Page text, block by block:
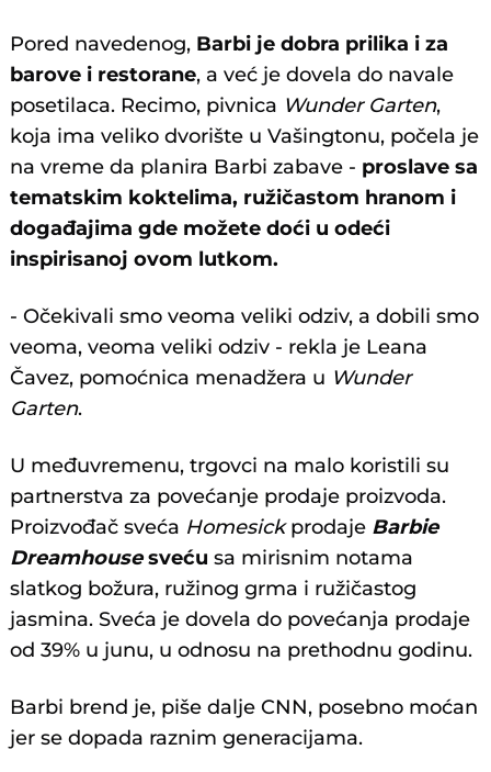
Pored navedenog, Barbi je dobra prilika i za
barove i restorane, a već je dovela do navale
posetilaca. Recimo, pivnica Wunder Garten,
koja ima veliko dvorište u Vašingtonu, počela je
na vreme da planira Barbi zabave - proslave sa
tematskim koktelima, ružičastom hranom i
događajima gde možete doći u odeći
inspirisanoj ovom lutkom.
- Očekivali smo veoma veliki odziv, a dobili smo
veoma, veoma veliki odziv - rekla je Leana
Čavez, pomoćnica menadžera u Wunder
Garten.
U međuvremenu, trgovci na malo koristili su
partnerstva za povećanje prodaje proizvoda.
Proizvođač sveća Homesickprodaje Barbie
Dreamhouse sveću sa mirisnim notama
slatkog božura, ružinog grma i ružičastog
jasmina. Sveća je dovela do povećanja prodaje
od 39% u junu, u odnosu na prethodnu godinu.
Barbi brend je, piše dalje CNN, posebno moćan
jer se dopada raznim generacijama.